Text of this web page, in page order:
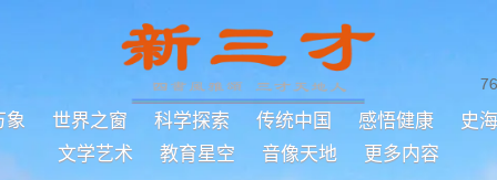
象 世界之窗 科学探索 传统中国 感悟健康
史
文学艺术
教育星空 音像天地 更多内容